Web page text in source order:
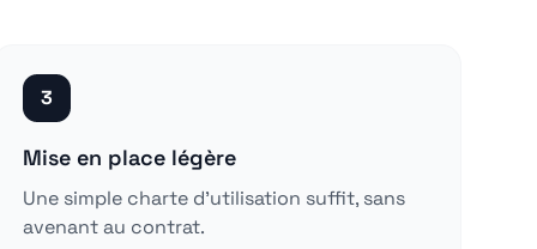
3
Mise en place légère
Une simple charte d'utilisation suffit, sans
avenant au contrat.